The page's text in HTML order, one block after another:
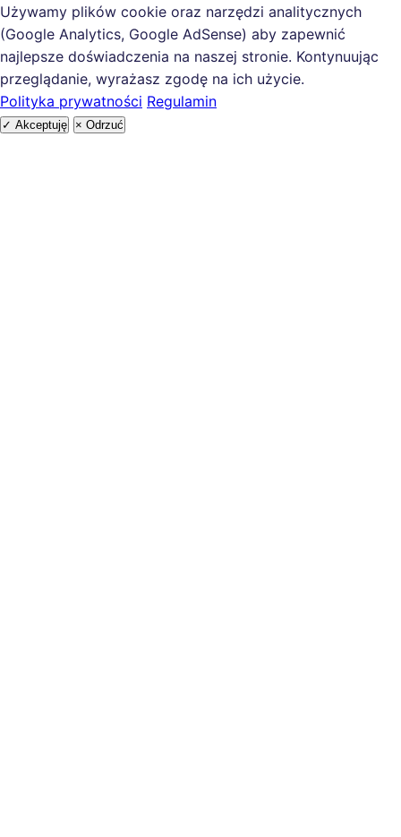
Używamy plików cookie oraz narzędzi analitycznych
(Google Analytics, Google AdSense) aby zapewnić
najlepsze doświadczenia na naszej stronie. Kontynuując
przeglądanie, wyrażasz zgodę na ich użycie.
Polityka prywatności Regulamin
✓ Akceptuję × Odrzuć